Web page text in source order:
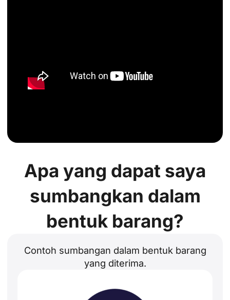
Apa yang dapat saya
sumbangkan dalam
bentuk barang?
Contoh sumbangan dalam bentuk barang
yang diterima.